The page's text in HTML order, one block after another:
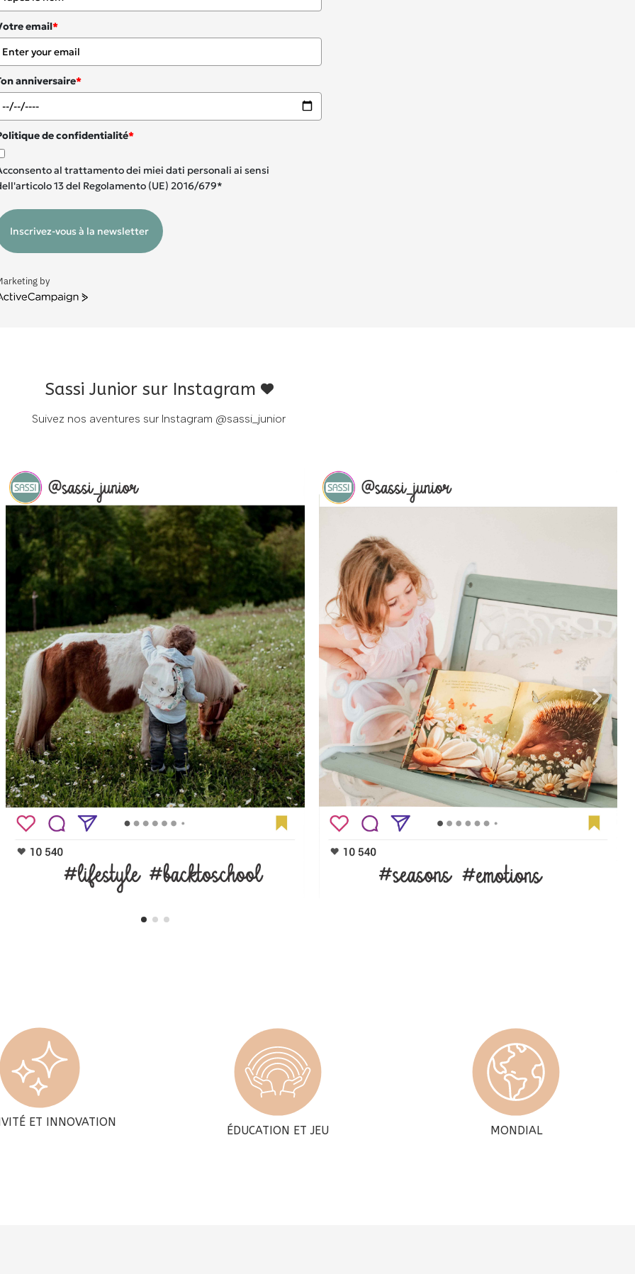
email*
anniversaire*
de confidentialité*
al trattamento dei miei dati personali ai sensi
13 del Regolamento (UE) 2016/679*
Inscrivez-vous à la newsletter
by
Sassi Junior sur Instagram
Suivez nos aventures sur Instagram @sassi_junior
ET INNOVATION
ÉDUCATION ET JEU MONDIAL